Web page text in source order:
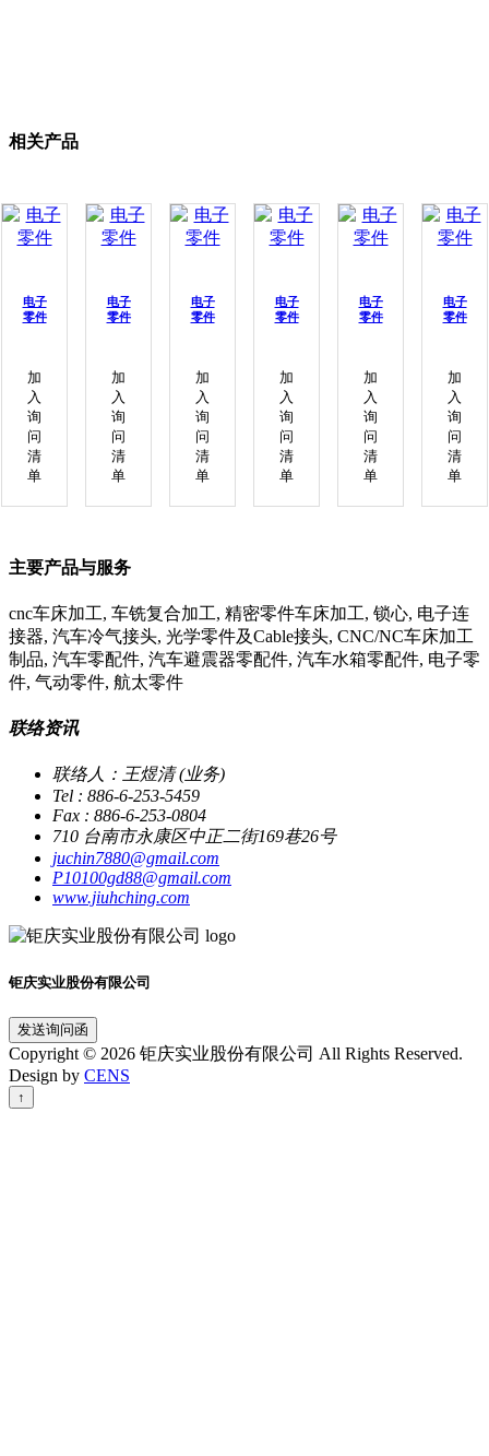
相关产品
电子
零件
加
入
询
问
清
单
电子
零件
加
入
询
问
清
单
电子
零件
加
入
询
问
清
单
电子
零件
加
入
询
问
清
单
电子
零件
加
入
询
问
清
单
电子
零件
加
入
询
问
清
单
主要产品与服务
cnc车床加工, 车铣复合加工, 精密零件车床加工, 锁心, 电子连
接器, 汽车冷气接头, 光学零件及Cable接头, CNC/NC车床加工
制品, 汽车零配件, 汽车避震器零配件, 汽车水箱零配件, 电子零
件, 气动零件, 航太零件
联络资讯
联络人：王煜清 (业务)
Tel : 886-6-253-5459
Fax : 886-6-253-0804
710 台南市永康区中正二街169巷26号
juchin7880@gmail.com
P10100gd88@gmail.com
www.jiuhching.com
钜庆实业股份有限公司
发送询问函
Copyright © 2026 钜庆实业股份有限公司 All Rights Reserved.
Design by CENS
↑